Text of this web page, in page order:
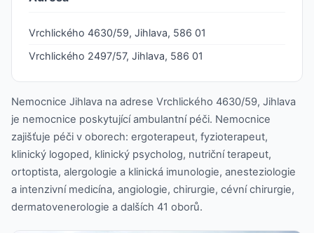
Vrchlického 4630/59, Jihlava, 586 01
Vrchlického 2497/57, Jihlava, 586 01
Nemocnice Jihlava na adrese Vrchlického 4630/59, Jihlava
je nemocnice poskytující ambulantní péči. Nemocnice
zajišťuje péči v oborech: ergoterapeut, fyzioterapeut,
klinický logoped, klinický psycholog, nutriční terapeut,
ortoptista, alergologie a klinická imunologie, anesteziologie
a intenzivní medicína, angiologie, chirurgie, cévní chirurgie,
dermatovenerologie a dalších 41 oborů.